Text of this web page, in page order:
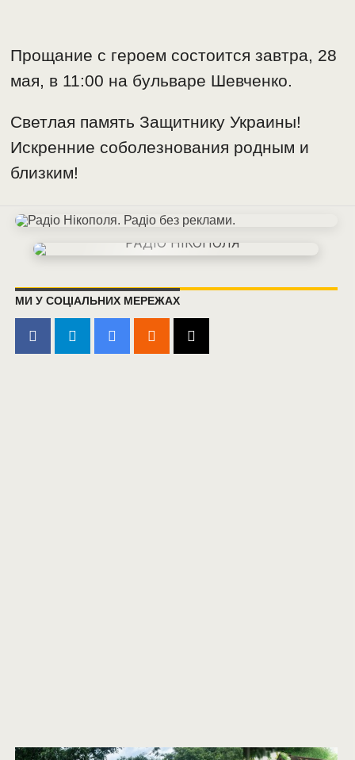
Прощание с героем состоится завтра, 28
мая, в 11:00 на бульваре Шевченко.
Светлая память Защитнику Украины!
Искренние соболезнования родным и
близким!
МИ У СОЦІАЛЬНИХ МЕРЕЖАХ